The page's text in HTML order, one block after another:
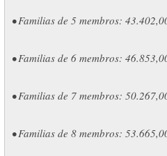
• Familias de 5 membros:
• Familias de 6 membros:
• Familias de 7 membros:
• Familias de 8 membros: